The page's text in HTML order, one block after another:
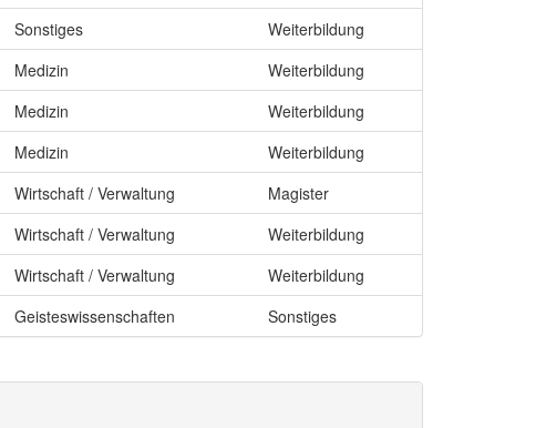
Sonstiges
Weiterbildung
Medizin
Weiterbildung
Medizin
Weiterbildung
Medizin
Weiterbildung
Wirtschaft / Verwaltung
Magister
Wirtschaft / Verwaltung
Weiterbildung
Wirtschaft / Verwaltung
Weiterbildung
Geisteswissenschaften Sonstiges